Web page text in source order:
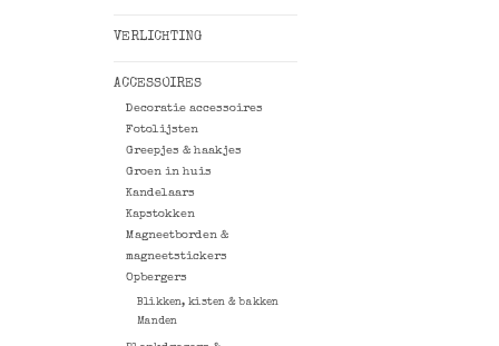
VERLICHTING
ACCESSOIRES
Decoratie accessoires
Fotolijsten
Greepjes & haakjes
Groen in huis
Kandelaars
Kapstokken
Magneetborden &
magneetstickers
Opbergers
Blikken, kisten & bakken
Manden